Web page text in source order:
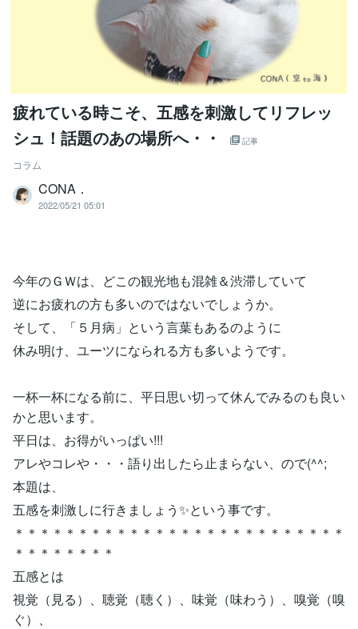
疲れている時こそ、五感を刺激してリフレッ
シュ！話題のあの場所へ・・
記事
コラム
CONA．
2022/05/21 05:01
今年のＧＷは、どこの観光地も混雑＆渋滞していて
逆にお疲れの方も多いのではないでしょうか。
そして、「５月病」という言葉もあるのように
休み明け、ユーツになられる方も多いようです。
一杯一杯になる前に、平日思い切って休んでみるのも良い
かと思います。
平日は、お得がいっぱい!!!
アレやコレや・・・語り出したら止まらない、ので(^^;
本題は、
五感を刺激しに行きましょう✨という事です。
＊＊＊＊＊＊＊＊＊＊＊＊＊＊＊＊＊＊＊＊＊＊＊＊＊＊
＊＊＊＊＊＊＊＊
五感とは
視覚（見る）、聴覚（聴く）、味覚（味わう）、嗅覚（嗅
ぐ）、